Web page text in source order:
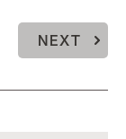
NEXT